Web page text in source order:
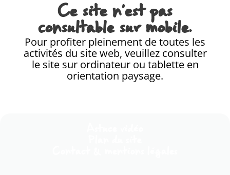
Ce site n'est pas
consultable sur mobile.
Pour profiter pleinement de toutes les
activités du site web, veuillez consulter
le site sur ordinateur ou tablette en
orientation paysage.